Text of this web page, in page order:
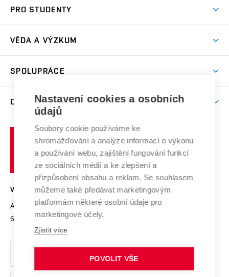
Koleje
Sport na VUT
Dny otevřených dveří
Celoživotní vzdělávání
E-přihláška
PRO STUDENTY
Harmonogram akademického roku
Závěrečné práce
Doktorské studium
Zpracování osobních údajů studentů
Sociální bezpečí
Studium bez bariér
Podpora podnikání
VĚDA A VÝZKUM
Mezinárodní vědecká rada
Systém zajišťování kvality výzkumu
Výzkumné infrastruktury
Transfer znalostí
Open Science
Projekty
Projekty ze strukturálních fondů
Specifický výzkum
SPOLUPRÁCE
Zahraniční spolupráce
Spolupráce se školami
Služby univerzity
Mezinárodní dohody
Univerzitní sítě
O UNIVERZITĚ
Profil univerzity
Udržitelná univerzita
Podnikavá univerzita / ContriBUTe
Bezpečná univerzita
Vyznamenání
Organizační struktura
Ochrana osobních údajů
učení
technické
VYSOKÉ UČENÍ TECHNICKÉ V BRNĚ
Antonínská 548/1
602 00 Brno
www.vut.cz
vut@vutbr.cz
Nastavení cookies a osobních
údajů
Soubory cookie používáme ke
shromažďování a analýze informací o výkonu
a používání webu, zajištění fungování funkcí
ze sociálních médií a ke zlepšení a
přizpůsobení obsahu a reklam. Se souhlasem
můžeme také předávat marketingovým
platformám některé osobní údaje pro
marketingové účely.
Zjistit více
POVOLIT VŠE